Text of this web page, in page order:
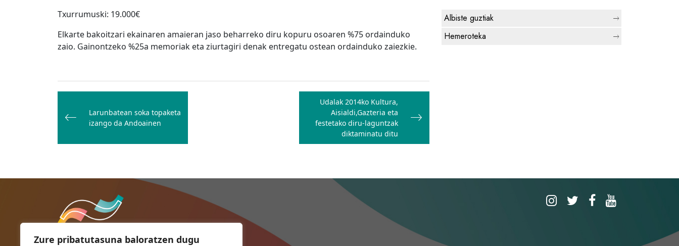
Zure pribatutasuna baloratzen dugu
Txurrumuski: 19.000€
Elkarte bakoitzari ekainaren amaieran jaso beharreko diru kopuru osoaren %75 ordainduko
zaio. Gainontzeko %25a memoriak eta ziurtagiri denak entregatu ostean ordainduko zaiezkie.
Bidalketetan
zehar
nabigatu
Larunbatean soka topaketa
izango da Andoainen
Udalak 2014ko Kultura,
Aisialdi,Gazteria eta
festetako diru-laguntzak
diktaminatu ditu
Albiste guztiak
Hemeroteka